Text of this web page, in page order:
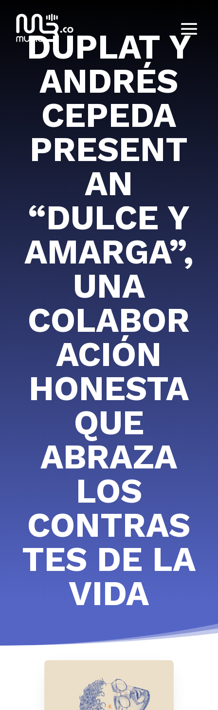
DUPLAT Y
ANDRÉS
CEPEDA
PRESENT
AN
“DULCE Y
AMARGA”,
UNA
COLABOR
ACIÓN
HONESTA
QUE
ABRAZA
LOS
CONTRAS
TES DE LA
VIDA